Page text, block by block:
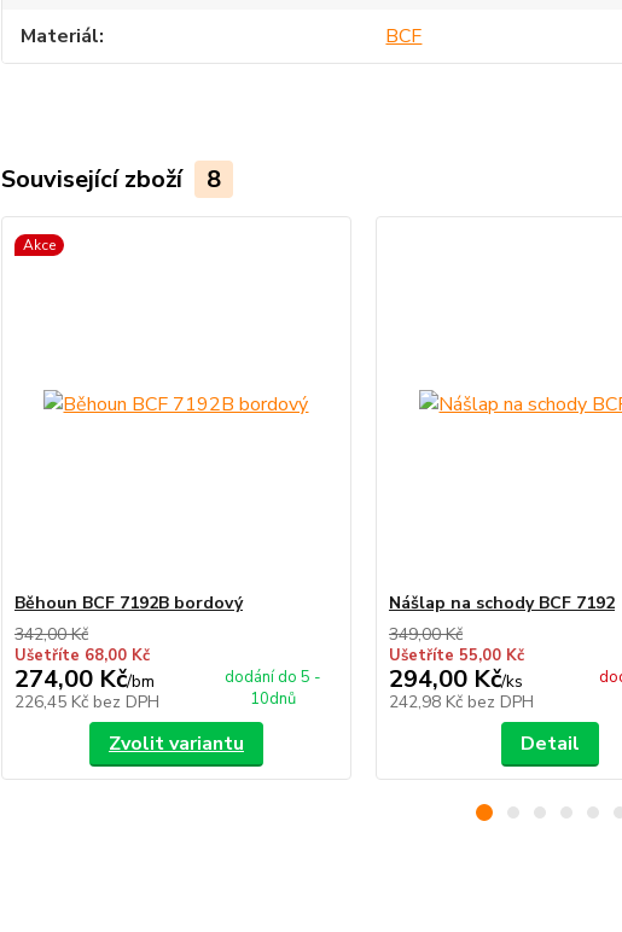
Materiál
BCF
Související zboží 8
Akce
Běhoun BCF 7192B bordový
342,00 Kč
Ušetříte 68,00 Kč
274,00 Kč/bm
226,45 Kč bez DPH
dodání do 5 -
10dnů
Zvolit variantu
Nášlap na schody BCF 7192
349,00 Kč
Ušetříte 55,00 Kč
294,00 Kč/ks
242,98 Kč bez DPH
Detail